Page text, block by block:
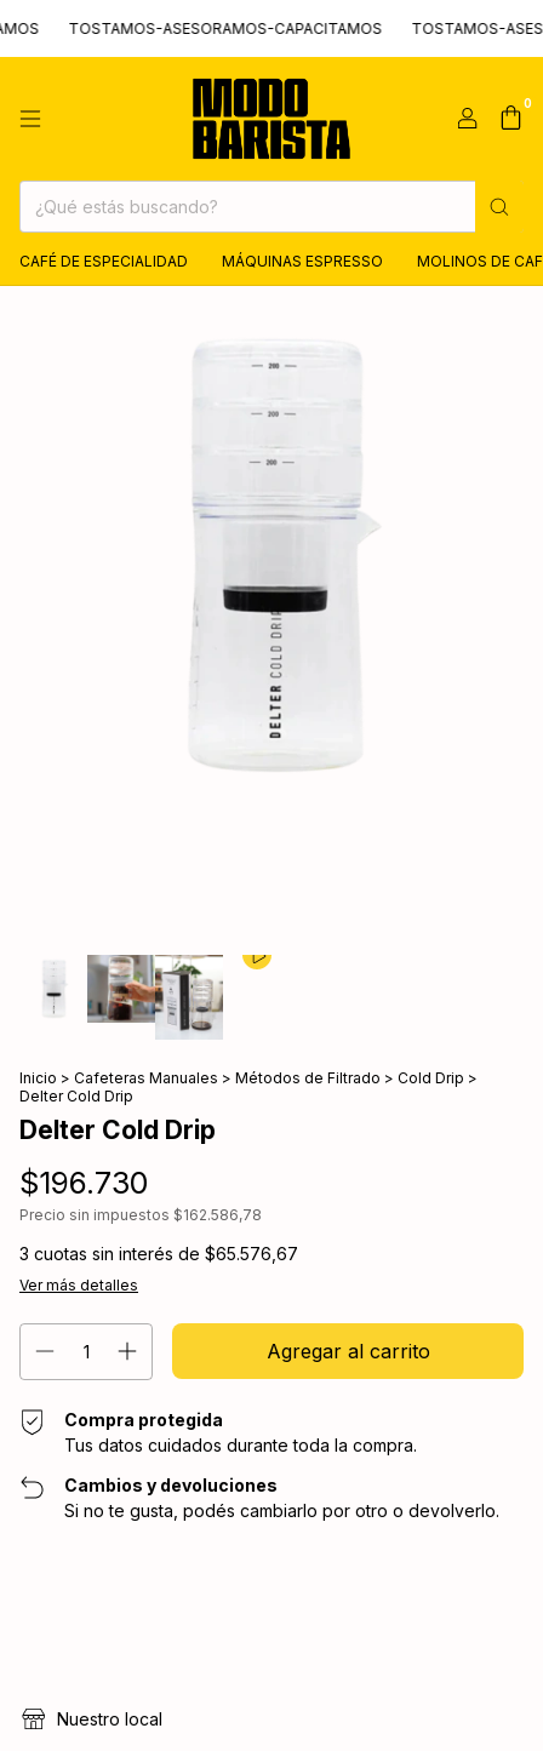
TOSTAMOS-ASESORAMOS-CAPACITAMOS TOSTAMOS-
0
CAFÉ DE ESPECIALIDAD MÁQUINAS ESPRESSO MOLINOS DE
Inicio > Cafeteras Manuales > Métodos de Filtrado > Cold Drip >
Delter Cold Drip
Delter Cold Drip
$196.730
Precio sin impuestos $162.586,78
3 cuotas sin interés de $65.576,67
Ver más detalles
Compra protegida
Tus datos cuidados durante toda la compra.
Cambios y devoluciones
Si no te gusta, podés cambiarlo por otro o devolverlo.
Nuestro local